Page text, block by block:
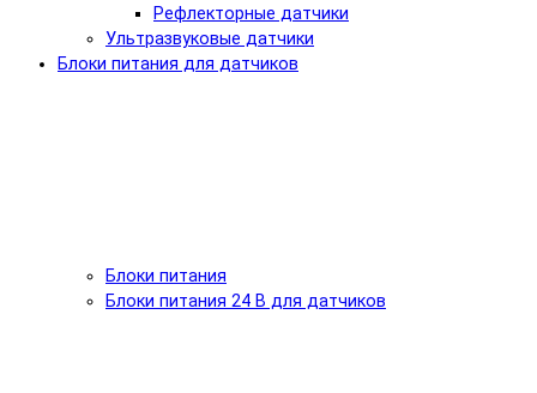
Рефлекторные датчики
Ультразвуковые датчики
Блоки питания для датчиков
Блоки питания
Блоки питания 24 В для датчиков